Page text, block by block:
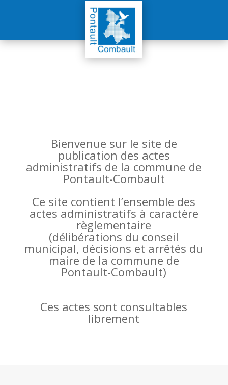
Bienvenue sur le site de
publication des actes
administratifs de la commune de
Pontault-Combault
Ce site contient l’ensemble des
actes administratifs à caractère
règlementaire
(délibérations du conseil
municipal, décisions et arrêtés du
maire de la commune de
Pontault-Combault)
Ces actes sont consultables
librement